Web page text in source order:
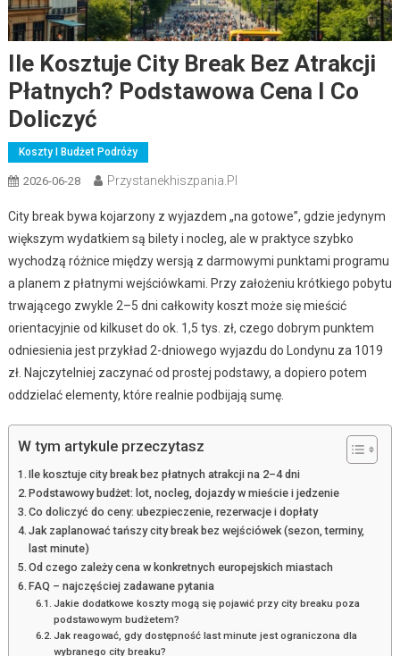
Ile Kosztuje City Break Bez Atrakcji
Płatnych? Podstawowa Cena I Co
Doliczyć
Koszty I Budżet Podróży
2026-06-28 Przystanekhiszpania.pl
City break bywa kojarzony z wyjazdem „na gotowe”, gdzie jedynym
większym wydatkiem są bilety i nocleg, ale w praktyce szybko
wychodzą różnice między wersją z darmowymi punktami programu
a planem z płatnymi wejściówkami. Przy założeniu krótkiego pobytu
trwającego zwykle 2–5 dni całkowity koszt może się mieścić
orientacyjnie od kilkuset do ok. 1,5 tys. zł, czego dobrym punktem
odniesienia jest przykład 2-dniowego wyjazdu do Londynu za 1019
zł. Najczytelniej zaczynać od prostej podstawy, a dopiero potem
oddzielać elementy, które realnie podbijają sumę.
W tym artykule przeczytasz
Ile kosztuje city break bez płatnych atrakcji na 2–4 dni
Podstawowy budżet: lot, nocleg, dojazdy w mieście i jedzenie
Co doliczyć do ceny: ubezpieczenie, rezerwacje i dopłaty
Jak zaplanować tańszy city break bez wejściówek (sezon, terminy,
last minute)
Od czego zależy cena w konkretnych europejskich miastach
FAQ – najczęściej zadawane pytania
Jakie dodatkowe koszty mogą się pojawić przy city breaku poza
podstawowym budżetem?
Jak reagować, gdy dostępność last minute jest ograniczona dla
wybranego city breaku?